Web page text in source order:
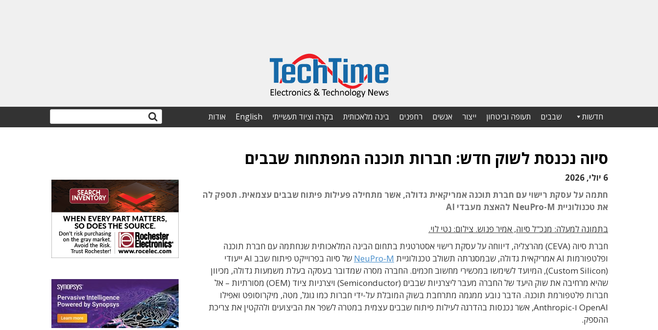
חדשות שבבים תעופה וביטחון ייצור אנשים רחפנים בינה מלאכותית בקרה וציוד תעשייתי English אודות
סיוה נכנסת לשוק חדש: חברות תוכנה המפתחות שבבים
6 יולי, 2026
חתמה על עסקת רישוי עם חברת תוכנה אמריקאית גדולה, אשר מתחילה פעילות פיתוח שבבים עצמאית. תספק לה
את טכנולוגיית NeuPro-M להאצת מעבדי AI
בתמונה למעלה: מנכ"ל סיוה, אמיר פנוש. צילום: נטי לוי.
חברת סיוה (CEVA) מהרצליה, דיווחה על עסקת
רישוי אסטרטגית בתחום הבינה המלאכותית שנחתמה עם חברת תוכנה
ופלטפורמות AI אמריקאית גדולה, שבמסגרתה תשולב טכנולוגיית NeuPro-M של סיוה בפרוייקט פיתוח שבב AI ייעודי
(Custom Silicon),
המיועד לשימשו במכשירי מחשוב חכמים. החברה מסרה שמדובר בעסקה בעלת משמעות גדולה, מכיוון
שהיא מרחיבה את שוק היעד של החברה מעבר ליצרניות שבבים (Semiconductor) ויצרניות ציוד (OEM) מסורתיות – אל
חברות פלטפורמת תוכנה. הדבר נובע ממגמה מתרחבת בשוק המובלת על-ידי חברות כמו גוגל, מטה, מיקרוסופט ואפילו
OpenAI ו-Anthropic, אשר נכנסות בהדרגה לעילות פיתוח שבבים עצמית במטרה לשפר
את הביצועים ולהקטין את צריכת
ההספק.